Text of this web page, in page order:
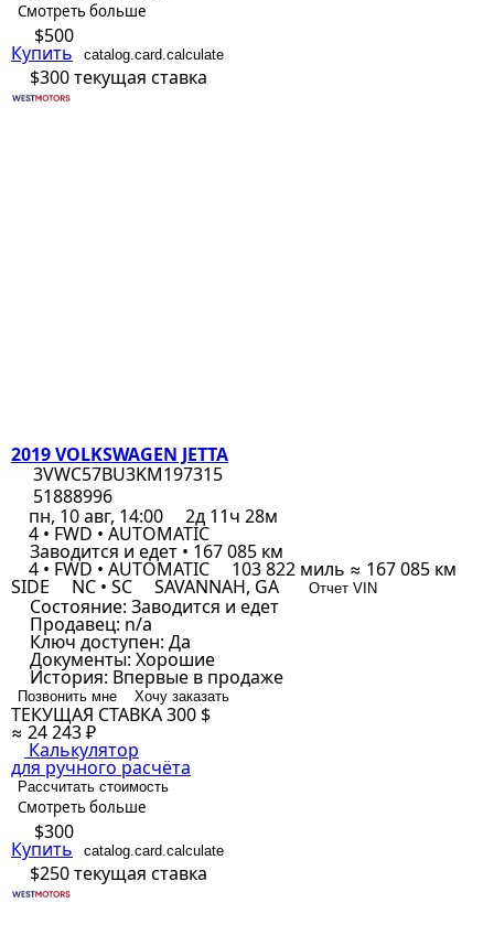
Смотреть больше
$500
Купить catalog.card.calculate
$300текущая ставка
2019 VOLKSWAGEN JETTA
3VWC57BU3KM197315
51888996
пн, 10 авг, 14:00
2д 11ч 28м
4 • FWD • AUTOMATIC
Заводится и едет • 167 085 км
4 • FWD • AUTOMATIC 103 822 миль ≈ 167 085 км
SIDE NC • SC SAVANNAH, GA Отчет VIN
Состояние: Заводится и едет
Продавец: n/a
Ключ доступен: Да
Документы: Хорошие
История: Впервые в продаже
Позвонить мне Хочу заказать
ТЕКУЩАЯ СТАВКА300 $
≈ 24 243 ₽
Калькулятор
для ручного расчёта
Рассчитать стоимость
Смотреть больше
$300
Купить catalog.card.calculate
$250текущая ставка